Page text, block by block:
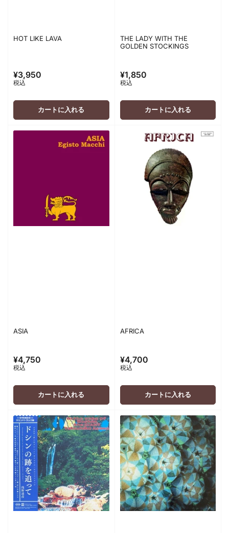
HOT LIKE LAVA
通
常
価
¥3,950
税込
カートに入れる
THE LADY WITH THE
GOLDEN STOCKINGS
通
常
価
¥1,850
税込
カートに入れる
ASIA
通
常
価
¥4,750
税込
カートに入れる
AFRICA
通
常
価
¥4,700
税込
カートに入れる